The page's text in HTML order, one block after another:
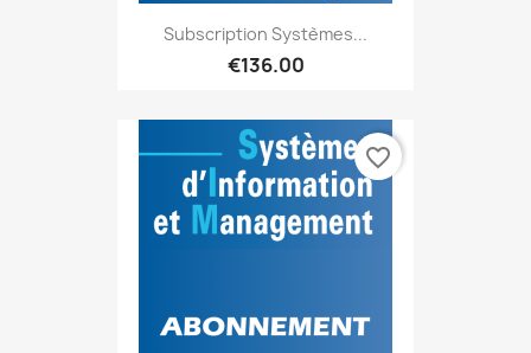
Subscription Systèmes...
€136.00
favorite_border